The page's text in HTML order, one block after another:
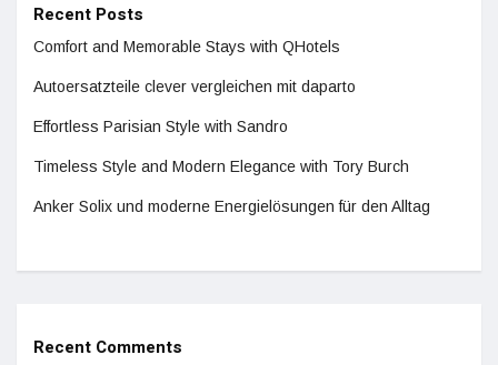
Recent Posts
Comfort and Memorable Stays with QHotels
Autoersatzteile clever vergleichen mit daparto
Effortless Parisian Style with Sandro
Timeless Style and Modern Elegance with Tory Burch
Anker Solix und moderne Energielösungen für den Alltag
Recent Comments